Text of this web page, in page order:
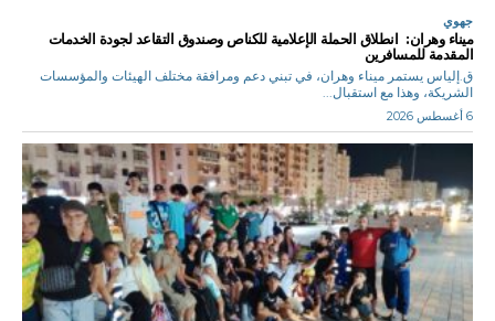
جهوي
ميناء وهران: انطلاق الحملة الإعلامية للكناص وصندوق التقاعد لجودة الخدمات
المقدمة للمسافرين
ق.إلياس يستمر ميناء وهران، في تبني دعم ومرافقة مختلف الهيئات والمؤسسات
الشريكة، وهذا مع استقبال...
6 أغسطس 2026